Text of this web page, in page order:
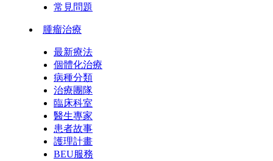
常見問題
腫瘤治療
最新療法
個體化治療
病種分類
治療團隊
臨床科室
醫生專家
患者故事
護理計畫
BEU服務